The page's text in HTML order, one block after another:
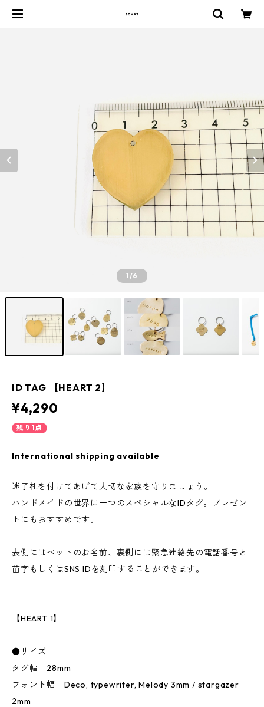
1/6
ID TAG 【HEART 2】
¥4,290
残り1点
International shipping available
迷子札を付けてあげて大切な家族を守りましょう。
ハンドメイドの世界に一つのスペシャルなIDタグ。プレゼン
トにもおすすめです。
表側にはペットのお名前、裏側には緊急連絡先の電話番号と
苗字もしくはSNS IDを刻印することができます。
【HEART 1】
●サイズ
タグ幅 28mm
フォント幅 Deco, typewriter, Melody 3mm / stargazer
2mm